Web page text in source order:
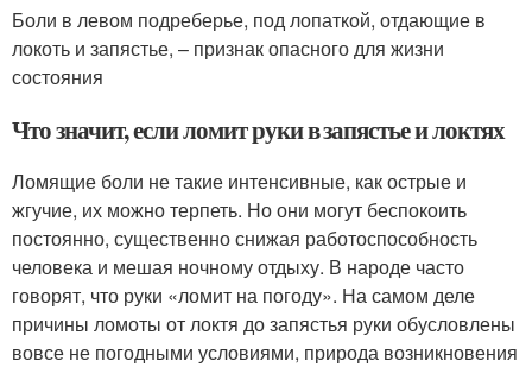
Боли в левом подреберье, под лопаткой, отдающие в
локоть и запястье, – признак опасного для жизни
состояния
Что значит, если ломит руки в запястье и локтях
Ломящие боли не такие интенсивные, как острые и
жгучие, их можно терпеть. Но они могут беспокоить
постоянно, существенно снижая работоспособность
человека и мешая ночному отдыху. В народе часто
говорят, что руки «ломит на погоду». На самом деле
причины ломоты от локтя до запястья руки обусловлены
вовсе не погодными условиями, природа возникновения